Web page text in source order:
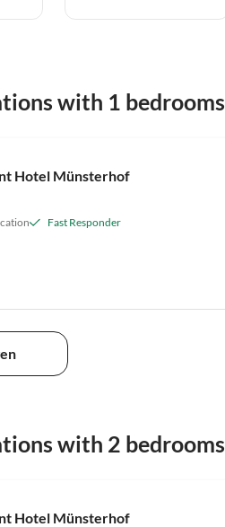
with 1 bedrooms
Hotel Münsterhof
Fast Responder
with 2 bedrooms
Hotel Münsterhof